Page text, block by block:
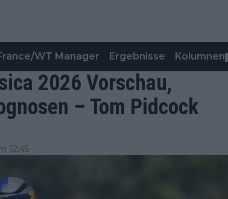
WT Manager Ergebnisse Kolumnen
2026 Vorschau,
– Tom Pidcock
12:45